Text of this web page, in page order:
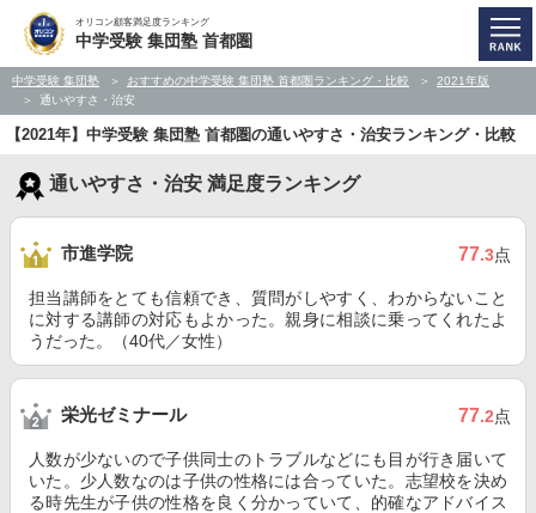
オリコン顧客満足度ランキング
中学受験 集団塾 首都圏
中学受験 集団塾 おすすめの中学受験 集団塾 首都圏ランキング・比較
2021年版
通いやすさ・治安
【2021年】中学受験 集団塾 首都圏の通いやすさ・治安ランキング・比較
通いやすさ・治安 満足度ランキング
市進学院 77.3点
担当講師をとても信頼でき、質問がしやすく、わからないこと
に対する講師の対応もよかった。親身に相談に乗ってくれたよ
うだった。（40代／女性）
栄光ゼミナール 77.2点
人数が少ないので子供同士のトラブルなどにも目が行き届いて
いた。少人数なのは子供の性格には合っていた。志望校を決め
る時先生が子供の性格を良く分かっていて、的確なアドバイス